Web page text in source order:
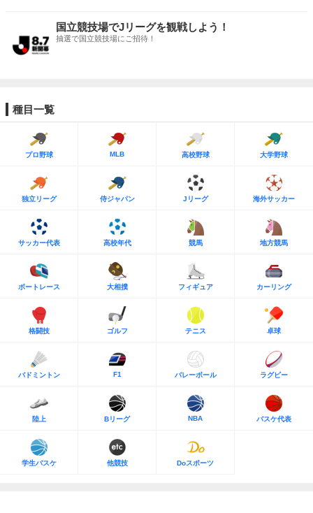
国立競技場でJリーグを観戦しよう！
抽選で国立競技場にご招待！
種目一覧
プロ野球 MLB 高校野球 大学野球
独立リーグ 侍ジャパン Jリーグ 海外サッカー
サッカー代表 高校年代 競馬 地方競馬
ボートレース 大相撲 フィギュア カーリング
格闘技 ゴルフ テニス 卓球
バドミントン F1 バレーボール ラグビー
陸上 Bリーグ NBA バスケ代表
学生バスケ 他競技 Doスポーツ